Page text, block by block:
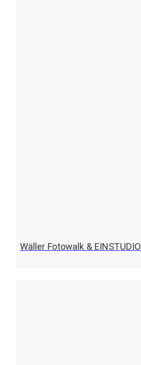
Wäller Fotowalk & EINSTUDIO